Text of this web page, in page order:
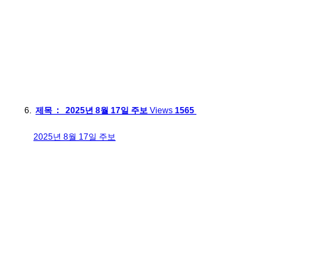
제목 : 2025년 8월 17일 주보 Views 1565
2025년 8월 17일 주보